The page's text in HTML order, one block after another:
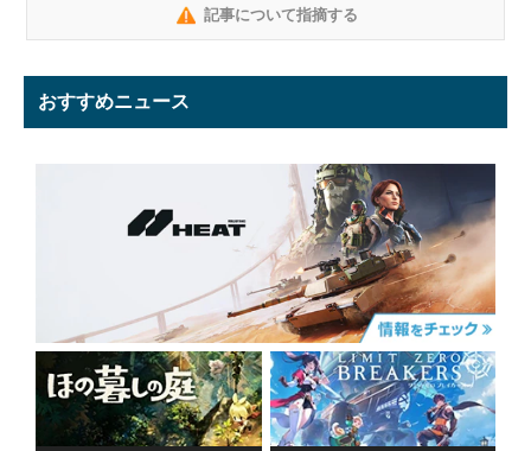
記事について指摘する
おすすめニュース